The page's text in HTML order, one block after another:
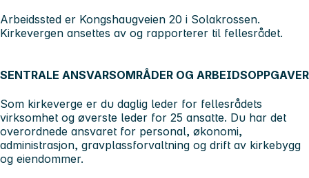
Arbeidssted er Kongshaugveien 20 i Solakrossen.
Kirkevergen ansettes av og rapporterer til fellesrådet.
SENTRALE ANSVARSOMRÅDER OG ARBEIDSOPPGAVER
Som kirkeverge er du daglig leder for fellesrådets
virksomhet og øverste leder for 25 ansatte. Du har det
overordnede ansvaret for personal, økonomi,
administrasjon, gravplassforvaltning og drift av kirkebygg
og eiendommer.